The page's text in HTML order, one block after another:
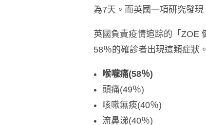
為7天。而英國一項研究發
英國負責疫情追踪的「ZOE
58％的確診者出現這類症狀
喉嚨痛(58％)
頭痛(49％)
咳嗽無痰(40％)
流鼻涕(40％)